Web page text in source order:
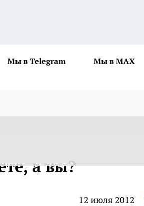
Мы в Telegram Мы в MAX
а вы?
12 июля 2012